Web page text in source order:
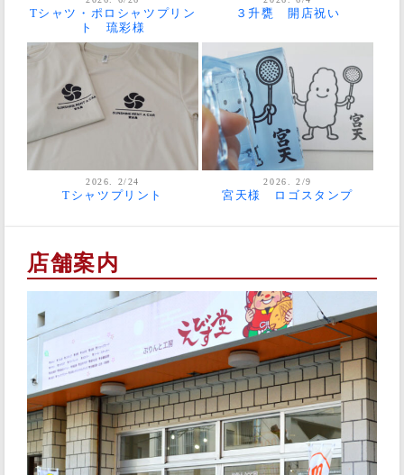
Tシャツ・ポロシャツプリン
ト 琉彩様
３升甕 開店祝い
2026. 2/24
Tシャツプリント
2026. 2/9
宮天様 ロゴスタンプ
店舗案内